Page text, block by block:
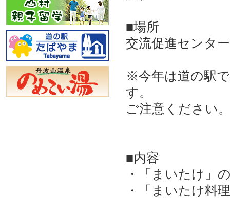
■場所
交流促進センター
※今年は道の駅
す。
ご注意ください
■内容
・「まいたけ」
・「まいたけ料